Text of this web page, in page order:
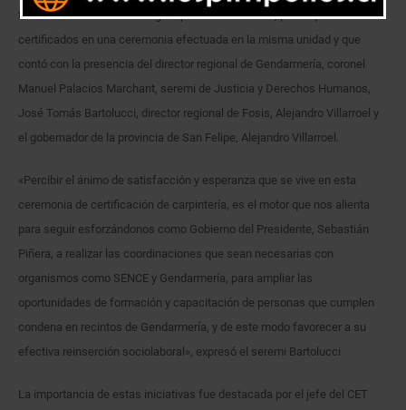
totalidad de los alumnos logró aprobar la instancia, por lo que fueron
certificados en una ceremonia efectuada en la misma unidad y que
contó con la presencia del director regional de Gendarmería, coronel
Manuel Palacios Marchant, seremi de Justicia y Derechos Humanos,
José Tomás Bartolucci, director regional de Fosis, Alejandro Villarroel y
el gobernador de la provincia de San Felipe, Alejandro Villarroel.
«Percibir el ánimo de satisfacción y esperanza que se vive en esta
ceremonia de certificación de carpintería, es el motor que nos alienta
para seguir esforzándonos como Gobierno del Presidente, Sebastián
Piñera, a realizar las coordinaciones que sean necesarias con
organismos como SENCE y Gendarmería, para ampliar las
oportunidades de formación y capacitación de personas que cumplen
condena en recintos de Gendarmería, y de este modo favorecer a su
efectiva reinserción sociolaboral», expresó el seremi Bartolucci
La importancia de estas iniciativas fue destacada por el jefe del CET